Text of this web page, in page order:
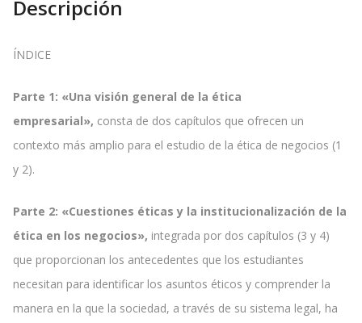
Descripción
ÍNDICE
Parte 1: «Una visión general de la ética
empresarial», consta de dos capítulos que ofrecen un
contexto más amplio para el estudio de la ética de negocios (1
y 2).
Parte 2: «Cuestiones éticas y la institucionalización de la
ética en los negocios», integrada por dos capítulos (3 y 4)
que proporcionan los antecedentes que los estudiantes
necesitan para identificar los asuntos éticos y comprender la
manera en la que la sociedad, a través de su sistema legal, ha